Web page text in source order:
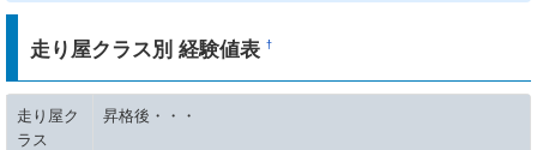
走り屋クラス別 経験値表†
走り屋ク
ラス
昇格後・・・